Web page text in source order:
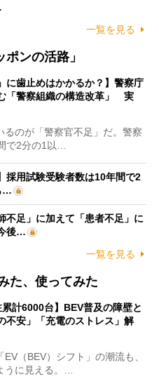
一覧を見る
ンの活路」
に歯止めはかかるか？】警察庁
「警察組織の構造改革」 実
のが「警察官不足」だ。警察
で2分の1以…
採用試験受験者数は10年間で2
…
不足」に加えて「患者不足」に
後…
一覧を見る
た、使ってみた
累計6000台】BEV普及の障壁と
不安」「充電のストレス」解
（BEV）シフト」の潮流も、
うに見える。…